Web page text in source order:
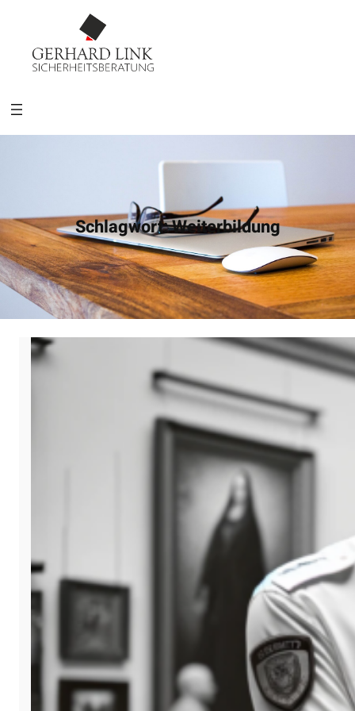
Schlagwort:Weiterbildung